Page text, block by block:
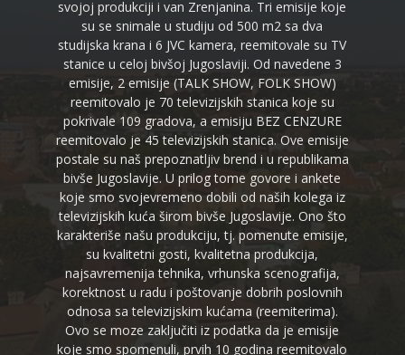
svojoj produkciji i van Zrenjanina. Tri emisije koje
su se snimale u studiju od 500 m2 sa dva
studijska krana i 6 JVC kamera, reemitovale su TV
stanice u celoj bivšoj Jugoslaviji. Od navedene 3
emisije, 2 emisije (TALK SHOW, FOLK SHOW)
reemitovalo je 70 televizijskih stanica koje su
pokrivale 109 gradova, a emisiju BEZ CENZURE
reemitovalo je 45 televizijskih stanica. Ove emisije
postale su naš prepoznatljiv brend i u republikama
bivše Jugoslavije. U prilog tome govore i ankete
koje smo svojevremeno dobili od naših kolega iz
televizijskih kuća širom bivše Jugoslavije. Ono što
karakteriše našu produkciju, tj. pomenute emisije,
su kvalitetni gosti, kvalitetna produkcija,
najsavremenija tehnika, vrhunska scenografija,
korektnost u radu i poštovanje dobrih poslovnih
odnosa sa televizijskim kućama (reemiterima).
Ovo se moze zaključiti iz podatka da je emisije
koje smo spomenuli, prvih 10 godina reemitovalo